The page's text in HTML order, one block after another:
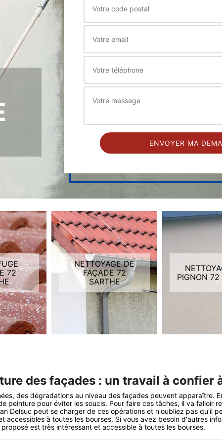
72
NETTOYAGE DE
FAÇADE 72
SARTHE
PIGNON 72
des façades : un travail à confier
des dégradations au niveau des façades peuvent apparaître.
peinture pour éviter les soucis. Pour faire ces tâches, il va falloir
Delsuc peut se charger de ces opérations et n'oubliez pas qu'il
accessibles à toutes les bourses. Si vous avez besoin d'autres
est très intéressant et accessible à toutes les bourses.